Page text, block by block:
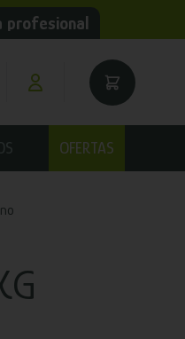
profesional
OFERTAS